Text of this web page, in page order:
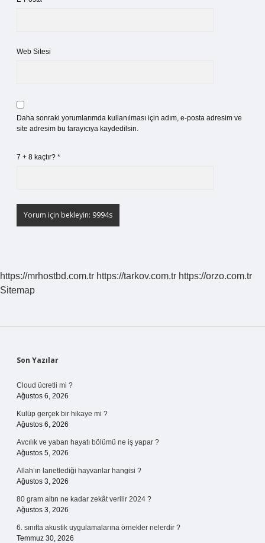
Web Sitesi
Daha sonraki yorumlarımda kullanılması için adım, e-posta adresim ve
site adresim bu tarayıcıya kaydedilsin.
7 + 8 kaçtır? *
https://mrhostbd.com.tr https://tarkov.com.tr https://orzo.com.tr
Sitemap
Sidebar
Son Yazılar
Cloud ücretli mi ?
Ağustos 6, 2026
Kulüp gerçek bir hikaye mi ?
Ağustos 6, 2026
Avcılık ve yaban hayatı bölümü ne iş yapar ?
Ağustos 5, 2026
Allah’ın lanetlediği hayvanlar hangisi ?
Ağustos 3, 2026
80 gram altın ne kadar zekât verilir 2024 ?
Ağustos 3, 2026
6. sınıfta akustik uygulamalarına örnekler nelerdir ?
Temmuz 30, 2026